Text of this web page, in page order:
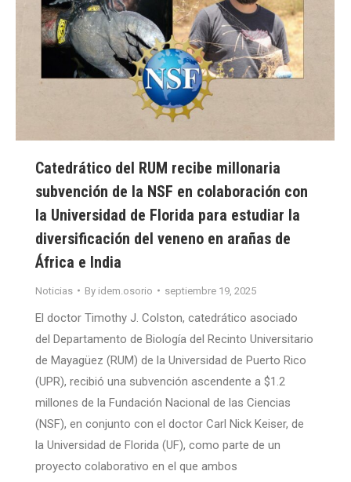
Catedrático del RUM recibe millonaria
subvención de la NSF en colaboración con
la Universidad de Florida para estudiar la
diversificación del veneno en arañas de
África e India
Noticias By idem.osorio septiembre 19, 2025
El doctor Timothy J. Colston, catedrático asociado
del Departamento de Biología del Recinto Universitario
de Mayagüez (RUM) de la Universidad de Puerto Rico
(UPR), recibió una subvención ascendente a $1.2
millones de la Fundación Nacional de las Ciencias
(NSF), en conjunto con el doctor Carl Nick Keiser, de
la Universidad de Florida (UF), como parte de un
proyecto colaborativo en el que ambos